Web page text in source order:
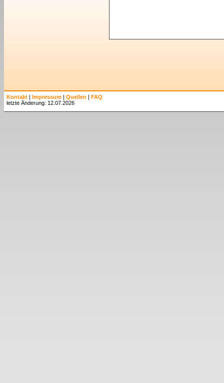
Kontakt | Impressum | Quellen | FAQ
letzte Änderung: 12.07.2026